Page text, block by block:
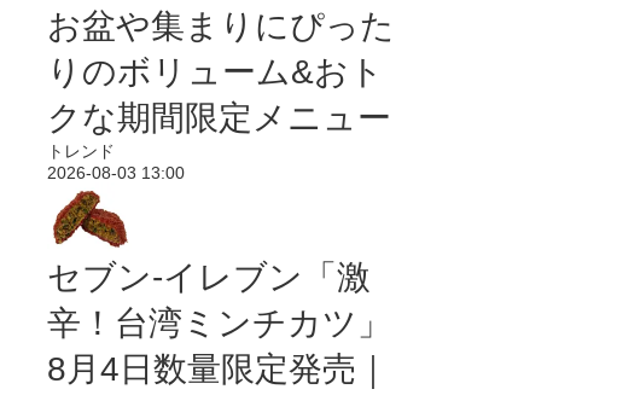
お盆や集まりにぴった
りのボリューム&おト
クな期間限定メニュー
トレンド
2026-08-03 13:00
セブン-イレブン「激
辛！台湾ミンチカツ」
8月4日数量限定発売｜